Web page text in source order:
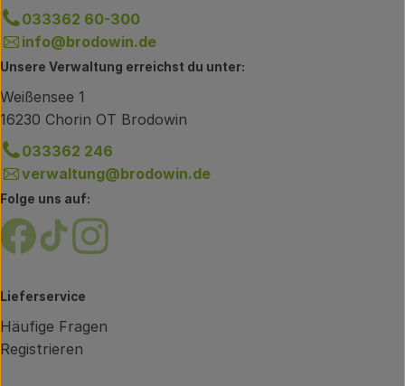
033362 60-300
info@brodowin.de
Unsere Verwaltung erreichst du unter:
Weißensee 1
16230 Chorin OT Brodowin
033362 246
verwaltung@brodowin.de
Folge uns auf:
Externer Link zu https://www.facebook.com/
Externer Link zu https://www.tiktok.com/
Externer Link zu https://
Lieferservice
Häufige Fragen
Registrieren